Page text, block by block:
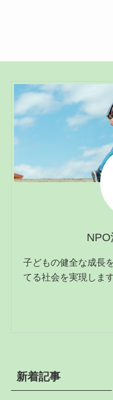
子どもの健全な成長
てる社会を実現しま
新着記事